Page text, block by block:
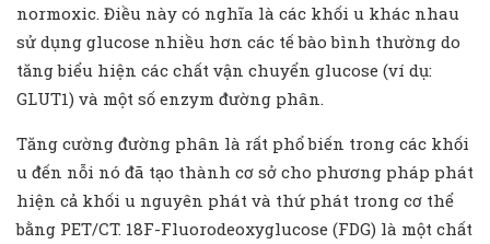
normoxic. Điều này có nghĩa là các khối u khác nhau
sử dụng glucose nhiều hơn các tế bào bình thường do
tăng biểu hiện các chất vận chuyển glucose (ví dụ:
GLUT1) và một số enzym đường phân.
Tăng cường đường phân là rất phổ biến trong các khối
u đến nỗi nó đã tạo thành cơ sở cho phương pháp phát
hiện cả khối u nguyên phát và thứ phát trong cơ thể
bằng PET/CT. 18F-Fluorodeoxyglucose (FDG) là một chất